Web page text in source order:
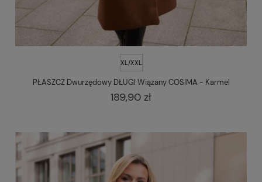
XL/XXL
PŁASZCZ Dwurzędowy DŁUGI Wiązany COSIMA - Karmel
189,90 zł